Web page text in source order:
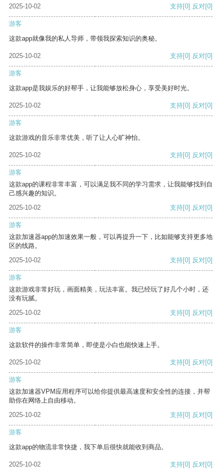
2025-10-02 支持[0] 反对[0]
游客
这款app就像我的私人导师，带领我探索知识的奥秘。
2025-10-02 支持[0] 反对[0]
游客
这款app是我娱乐的好帮手，让我能够放松身心，享受美好时光。
2025-10-02 支持[0] 反对[0]
游客
这款游戏的音乐非常优美，听了让人心旷神怡。
2025-10-02 支持[0] 反对[0]
游客
这款app的课程非常丰富，可以满足我不同的学习需求，让我能够找到自
己感兴趣的知识。
2025-10-02
支持[0] 反对[0]
游客
这款加速器app的加速效果一般，可以再提升一下，比如能够支持更多地
区的线路。
2025-10-02
支持[0] 反对[0]
游客
这款游戏非常好玩，画面精美，玩法丰富。我已经玩了好几个小时，还
没有玩腻。
2025-10-02
支持[0] 反对[0]
游客
这款软件的操作非常简单，即使是小白也能快速上手。
2025-10-02 支持[0] 反对[0]
游客
这款加速器VPM应用程序可以给你提供最高速度和安全性的连接，并帮
助你在网络上自由移动。
2025-10-02
支持[0] 反对[0]
游客
这款app的物流非常快捷，我下单后很快就能收到商品。
2025-10-02 支持[0] 反对[0]